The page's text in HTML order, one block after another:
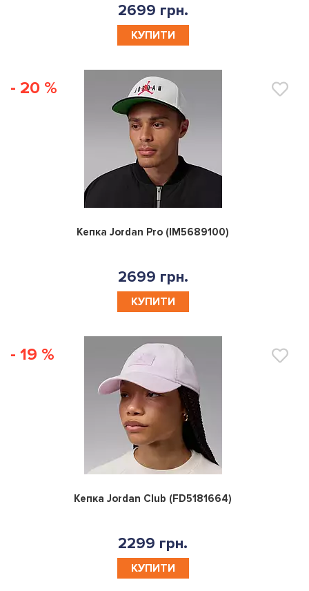
2699 грн.
КУПИТИ
- 20 %
0
Кепка Jordan Pro (IM5689100)
2699 грн.
КУПИТИ
- 19 %
0
Кепка Jordan Club (FD5181664)
2299 грн.
КУПИТИ